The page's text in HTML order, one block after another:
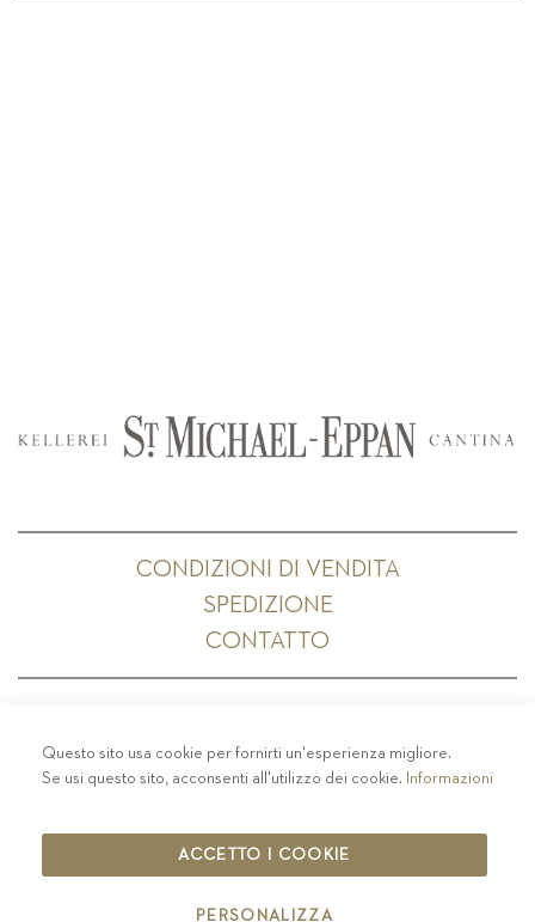
CONDIZIONI DI VENDITA
SPEDIZIONE
CONTATTO
PRIVACY-COLOPHON - COOKIE POLICY
CODICE ETICO
IT00126670215
Questo sito usa cookie per fornirti un'esperienza migliore.
Se usi questo sito, acconsenti all'utilizzo dei cookie. Informazioni
ACCETTO I COOKIE
PERSONALIZZA